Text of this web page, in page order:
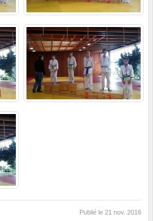
Publié le 21 nov. 2016